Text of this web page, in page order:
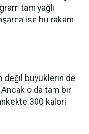
tam yağlı
ise bu rakam
değil büyüklerin de
o da tam bir
300 kalori